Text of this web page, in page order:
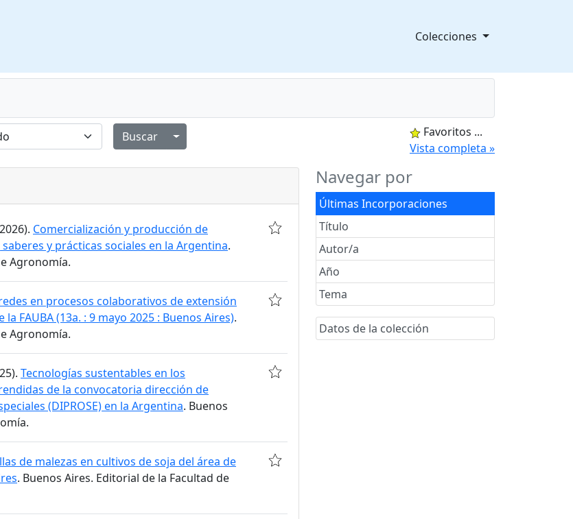
Colecciones
Alternar menú desplegable
Favoritos ...
Vista completa »
Navegar por
Últimas Incorporaciones
Título
Autor/a
Año
Tema
Datos de la colección
Comercialización y producción de
y prácticas sociales en la Argentina.
Agronomía.
en procesos colaborativos de extensión
FAUBA (13a. : 9 mayo 2025 : Buenos Aires).
Agronomía.
Tecnologías sustentables en los
de la convocatoria dirección de
(DIPROSE) en la Argentina. Buenos
de malezas en cultivos de soja del área de
. Buenos Aires. Editorial de la Facultad de